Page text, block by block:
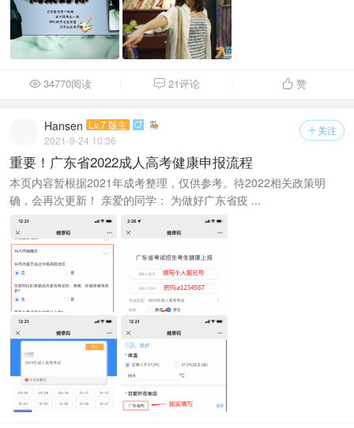
34770阅读  21评论  赞
 关注
Hansen Lv.7 版主 
2021-9-24 10:36
重要！广东省2022成人高考健康申报流程
本页内容暂根据2021年成考整理，仅供参考。待2022相关政策明
确，会再次更新！ 亲爱的同学： 为做好广东省疫 ...